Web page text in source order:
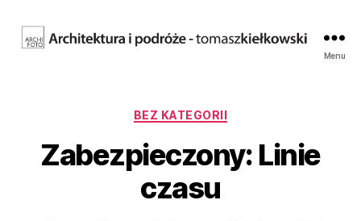
Menu
Kategorie
BEZ KATEGORII
Zabezpieczony: Linie
czasu